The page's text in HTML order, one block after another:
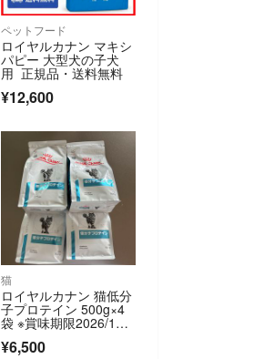
ペットフード
ロイヤルカナン マキシ
パピー 大型犬の子犬
用 正規品・送料無料
¥12,600
猫
ロイヤルカナン 猫低分
子プロテイン 500g×4
袋 ※賞味期限2026/12/2
¥6,500